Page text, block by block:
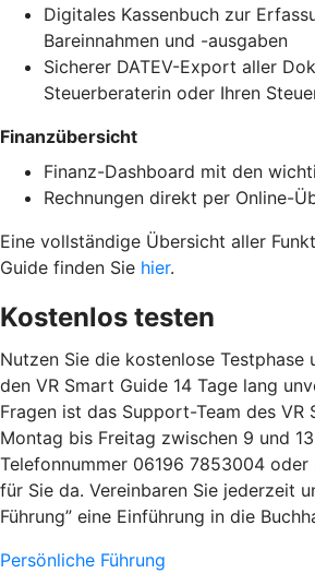
Digitales Kassenbuch zur
Bareinnahmen und -ausgaben
Sicherer DATEV-Export aller
Steuerberaterin oder Ihren
Finanzübersicht
Finanz-Dashboard mit den
Rechnungen direkt per Online-
Eine vollständige Übersicht aller
Guide finden Sie hier.
Kostenlos testen
Nutzen Sie die kostenlose Testphase
den VR Smart Guide 14 Tage lang
Fragen ist das Support-Team des VR
Montag bis Freitag zwischen 9 und
Telefonnummer 06196 7853004
für Sie da. Vereinbaren Sie jederzeit
Führung” eine Einführung in die
Persönliche Führung